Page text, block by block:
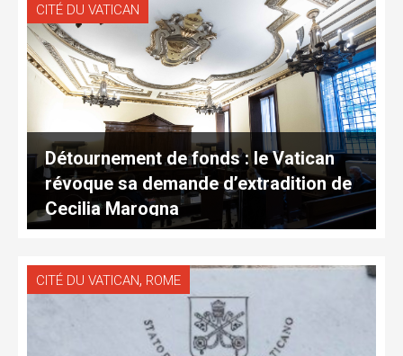
CITÉ DU VATICAN
Détournement de fonds : le Vatican
révoque sa demande d’extradition de
Cecilia Marogna
CITÉ DU VATICAN, ROME